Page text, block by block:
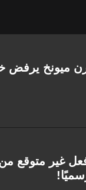
ميونخ يرفض
غير متوقع